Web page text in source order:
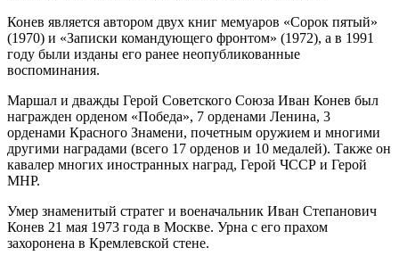
Конев является автором двух книг мемуаров «Сорок пятый»
(1970) и «Записки командующего фронтом» (1972), а в 1991
году были изданы его ранее неопубликованные
воспоминания.
Маршал и дважды Герой Советского Союза Иван Конев был
награжден орденом «Победа», 7 орденами Ленина, 3
орденами Красного Знамени, почетным оружием и многими
другими наградами (всего 17 орденов и 10 медалей). Также он
кавалер многих иностранных наград, Герой ЧССР и Герой
МНР.
Умер знаменитый стратег и военачальник Иван Степанович
Конев 21 мая 1973 года в Москве. Урна с его прахом
захоронена в Кремлевской стене.